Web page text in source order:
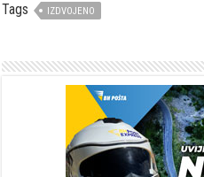
Tags IZDVOJENO